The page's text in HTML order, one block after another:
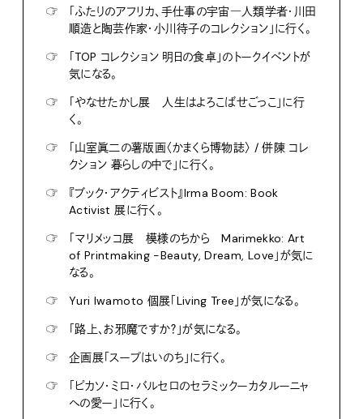
☞
「ふたりのアフリカ、手仕事の宇宙―人類学者・川田
順造と陶芸作家・小川待子のコレクション」に行く。
☞
「TOP コレクション 明日の食卓」のトークイベントが
気になる。
☞
「やなせたかし展 人生はよろこばせごっこ」に行
く。
☞
「山室眞二の薯版画〈かまくら博物誌〉 / 併陳 コレ
クション 暮らしの中で」に行く。
☞
『ブック・アクティビスト』Irma Boom: Book
Activist 展に行く。
☞
「マリメッコ展 模様のちから Marimekko: Art
of Printmaking -Beauty, Dream, Love」が気に
なる。
☞
Yuri Iwamoto 個展「Living Tree」が気になる。
☞
「路上、お邪魔ですか？」が気になる。
☞
企画展「スープはいのち」に行く。
☞
「ピカソ・ミロ・バルセロのセラミックーカタルーニャ
への愛ー」に行く。